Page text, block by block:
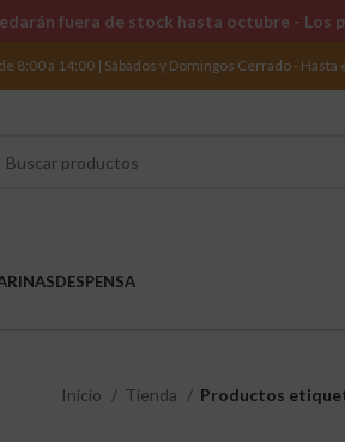
8:00 a 14:00 | Sábados y Domingos Cerrado - Hasta
DESPENSA
Inicio Tienda Productos
fuera de stock hasta octubre -